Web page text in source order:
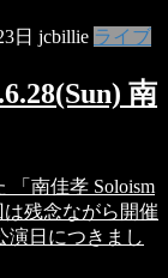
日 jcbillie ライブ
南
「南佳孝 Soloism
残念ながら開催
演日につきまし